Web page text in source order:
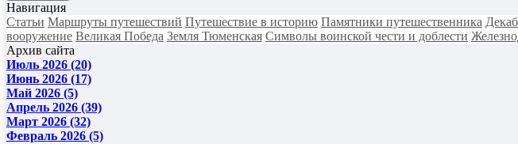
Навигация
Статьи Маршруты путешествий Путешествие в историю Памятники путешественника
вооружение Великая Победа Земля Тюменская Символы воинской чести и доблести
Архив сайта
Июль 2026 (20)
Июнь 2026 (17)
Май 2026 (5)
Апрель 2026 (39)
Март 2026 (32)
Февраль 2026 (5)